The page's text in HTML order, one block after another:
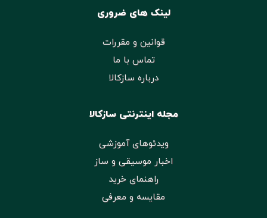
لینک های ضروری
قوانین و مقررات
تماس با ما
درباره سازکالا
مجله اینترنتی سازکالا
ویدئوهای آموزشی
اخبار موسیقی و ساز
راهنمای خرید
مقایسه و معرفی